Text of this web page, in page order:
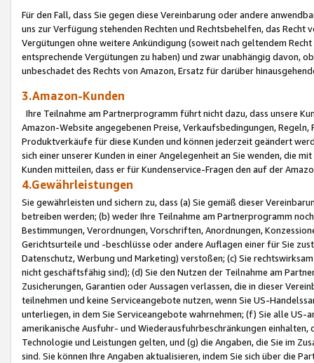
Für den Fall, dass Sie gegen diese Vereinbarung oder andere
uns zur Verfügung stehenden Rechten und Rechtsbehelfen, das
Vergütungen ohne weitere Ankündigung (soweit nach geltendem
entsprechende Vergütungen zu haben) und zwar unabhängig davon,
unbeschadet des Rechts von Amazon, Ersatz für darüber
3.Amazon-Kunden
Ihre Teilnahme am Partnerprogramm führt nicht dazu, dass unsere
Amazon-Website angegebenen Preise, Verkaufsbedingungen,
Produktverkäufe für diese Kunden und können jederzeit geändert
sich einer unserer Kunden in einer Angelegenheit an Sie wenden, die
Kunden mitteilen, dass er für Kundenservice-Fragen den auf der
4.Gewährleistungen
Sie gewährleisten und sichern zu, dass (a) Sie gemäß dieser
betreiben werden; (b) weder Ihre Teilnahme am Partnerprogramm
Bestimmungen, Verordnungen, Vorschriften, Anordnungen,
Gerichtsurteile und -beschlüsse oder andere Auflagen einer für Sie
Datenschutz, Werbung und Marketing) verstoßen; (c) Sie
nicht geschäftsfähig sind); (d) Sie den Nutzen der Teilnahme am
Zusicherungen, Garantien oder Aussagen verlassen, die in dieser
teilnehmen und keine Serviceangebote nutzen, wenn Sie US-
unterliegen, in dem Sie Serviceangebote wahrnehmen; (f) Sie alle
amerikanische Ausfuhr- und Wiederausfuhrbeschränkungen
Technologie und Leistungen gelten, und (g) die Angaben, die Sie im
sind. Sie können Ihre Angaben aktualisieren, indem Sie sich über die